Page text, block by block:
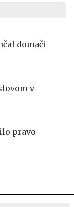
domači
v
pravo